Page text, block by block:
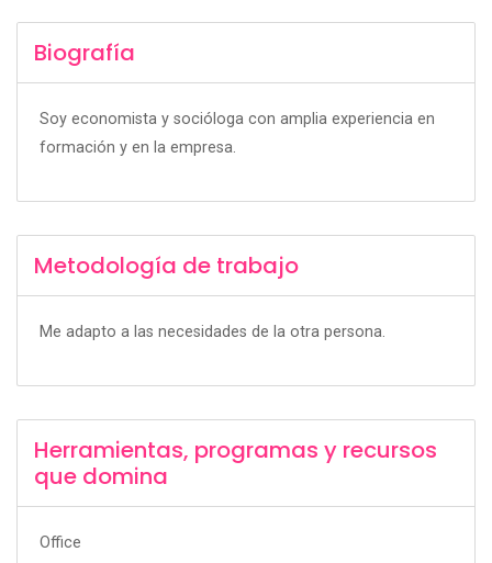
Biografía
Soy economista y socióloga con amplia experiencia en
formación y en la empresa.
Metodología de trabajo
Me adapto a las necesidades de la otra persona.
Herramientas, programas y recursos
que domina
Office